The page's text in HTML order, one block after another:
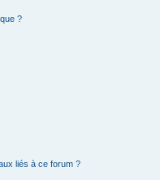
?
liés à ce forum ?